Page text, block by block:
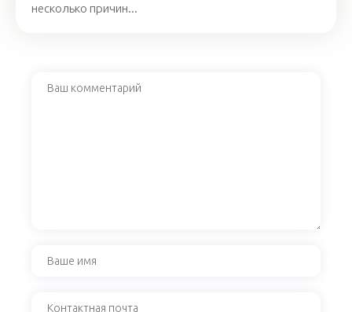
несколько причин...